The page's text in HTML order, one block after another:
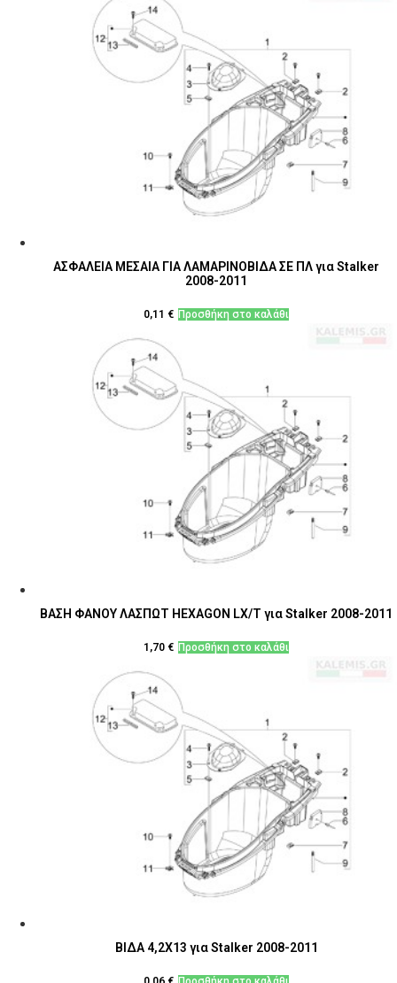
ΑΣΦΑΛΕΙΑ ΜΕΣΑΙΑ ΓΙΑ ΛΑΜΑΡΙΝΟΒΙΔΑ ΣΕ ΠΛ για Stalker
2008-2011
0,11 € Προσθήκη στο καλάθι
ΒΑΣΗ ΦΑΝΟΥ ΛΑΣΠΩΤ HEXAGON LX/T για Stalker 2008-2011
1,70 € Προσθήκη στο καλάθι
ΒΙΔΑ 4,2X13 για Stalker 2008-2011